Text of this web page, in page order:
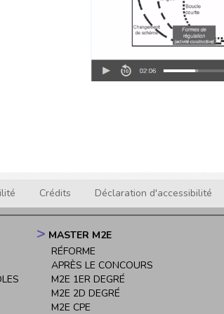
Crédits Déclaration d'accessibilité
MASTER M2E
RÉFORME
APRÈS LE CONCOURS
M2E 1ER DEGRÉ
M2E 2D DEGRÉ
M2E CPE